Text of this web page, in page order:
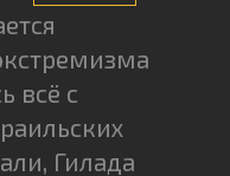
всё с
Гилада